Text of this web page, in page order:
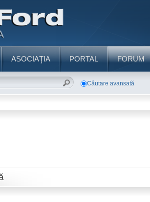
ASOCIAŢIA PORTAL FORUM
Căutare avansată